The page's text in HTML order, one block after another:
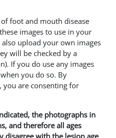
foot and mouth disease
images to use in your
upload your own images
will be checked by a
If you do use any images
you do so. By
you are consenting for
the photographs in
and therefore all ages
disagree with the lesion age